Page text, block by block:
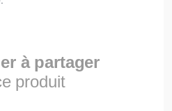
à partager
produit